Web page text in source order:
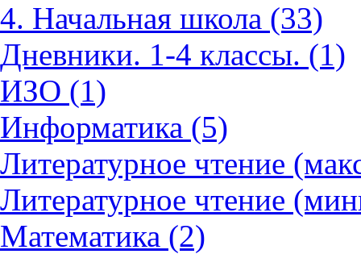
4. Начальная школа (33)
Дневники. 1-4 классы. (1)
ИЗО (1)
Информатика (5)
Литературное чтение
Литературное чтение
Математика (2)